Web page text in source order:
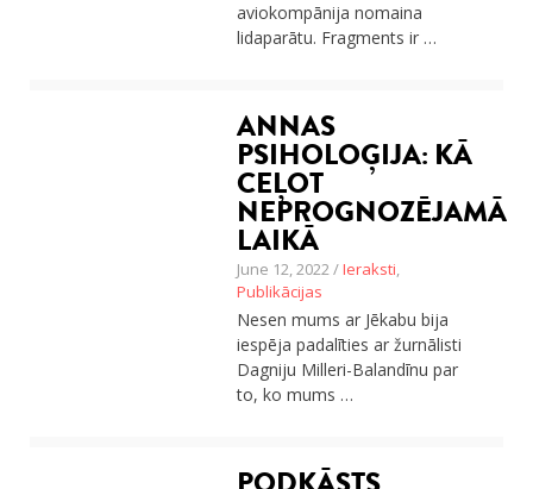
aviokompānija nomaina
lidaparātu. Fragments ir …
ANNAS
PSIHOLOĢIJA: KĀ
CEĻOT
NEPROGNOZĒJAMĀ
LAIKĀ
June 12, 2022 /Ieraksti,
Publikācijas
Nesen mums ar Jēkabu bija
iespēja padalīties ar žurnālisti
Dagniju Milleri-Balandīnu par
to, ko mums …